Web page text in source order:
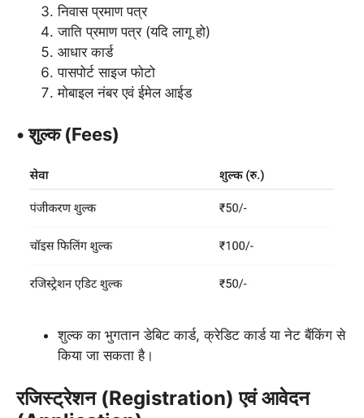
निवास प्रमाण पत्र
जाति प्रमाण पत्र (यदि लागू हो)
आधार कार्ड
पासपोर्ट साइज फोटो
मोबाइल नंबर एवं ईमेल आईड
• शुल्क (Fees)
शुल्क का भुगतान डेबिट कार्ड, क्रेडिट कार्ड या नेट बैंकिंग से
किया जा सकता है।
रजिस्ट्रेशन (Registration) एवं आवेदन